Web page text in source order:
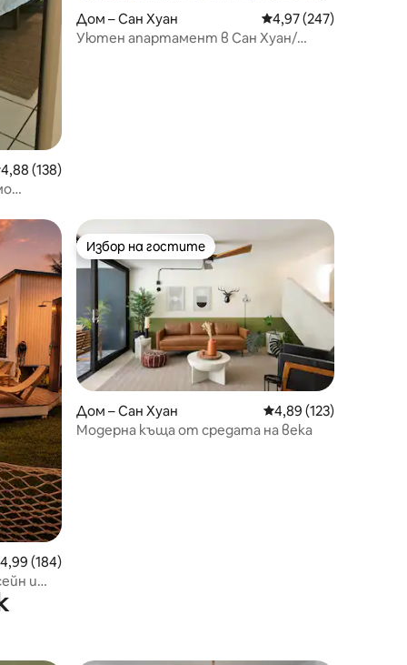
оценка: 4,88 от 5, 138 отзива
4,88 (138)
Дом – Сан Хуан Средна оценка: 4,97
4,97 (247)
Уютен апартамент в Сан Хуан/
оценка: 4,99 от 5, 184 отзива
4,99 (184)
и
Избор на гостите
Избор на гостите
Дом – Сан Хуан Средна оценка: 4,89
4,89 (123)
Модерна къща от средата на века